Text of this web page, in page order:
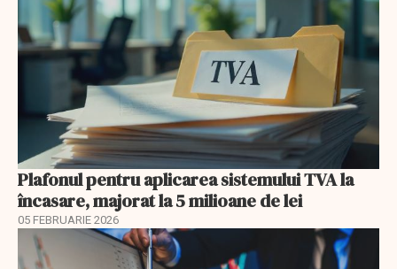
Plafonul pentru aplicarea sistemului TVA la
încasare, majorat la 5 milioane de lei
05 FEBRUARIE 2026